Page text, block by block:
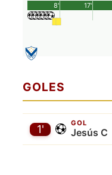
8' 17'
GOLES
GOL
Jesús C
1'